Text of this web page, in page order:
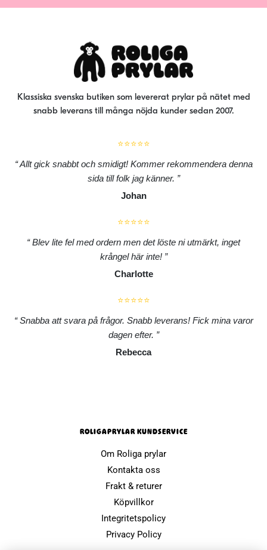
Klassiska svenska butiken som levererat prylar på nätet med
snabb leverans till många nöjda kunder sedan 2007.
⭐⭐⭐⭐⭐
Allt gick snabbt och smidigt! Kommer rekommendera denna
sida till folk jag känner.
Johan
⭐⭐⭐⭐⭐
Blev lite fel med ordern men det löste ni utmärkt, inget
krångel här inte!
Charlotte
⭐⭐⭐⭐⭐
Snabba att svara på frågor. Snabb leverans! Fick mina varor
dagen efter.
Rebecca
ROLIGAPRYLAR KUNDSERVICE
Om Roliga prylar
Kontakta oss
Frakt & returer
Köpvillkor
Integritetspolicy
Privacy Policy